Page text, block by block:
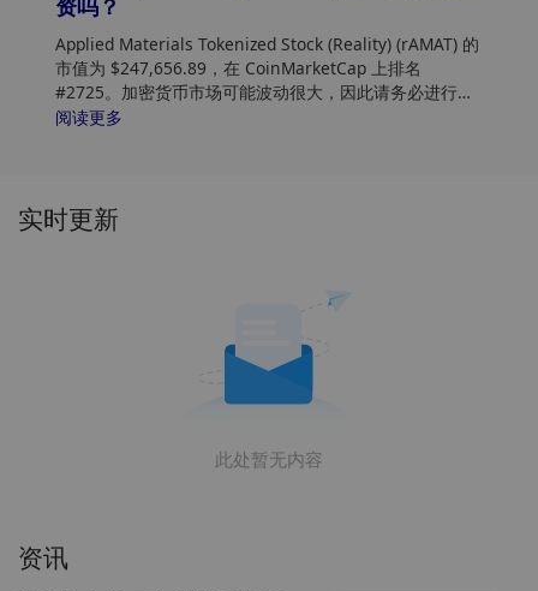
Applied Materials Tokenized Stock (Reality) (rAMAT) 的
市值为 $247,656.89，在 CoinMarketCap 上排名
#2725。加密货币市场可能波动很大，因此请务必进行自
己的研究 (DYOR) 并评估您的风险承受能力。此外，分析
阅读更多
实时更新
此处暂无内容
资讯